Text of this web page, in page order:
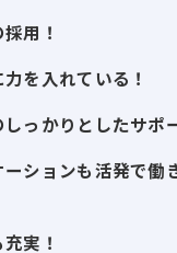
ルが発生した際に
ことができるので、
え込む必要なく、
式会社住宅産業研
ダーとして現在茨
用！
を入れている！
っかりとしたサポ
ーションも活発で働
実！